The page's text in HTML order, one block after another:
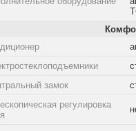
замок
регулировка